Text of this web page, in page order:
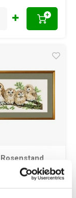
+
Rosenstand
Rosenstand
4